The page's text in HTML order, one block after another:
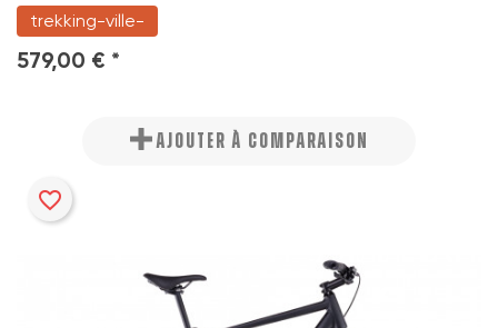
trekking-ville-
579,00 € *
AJOUTER À COMPARAISON
favorite_border